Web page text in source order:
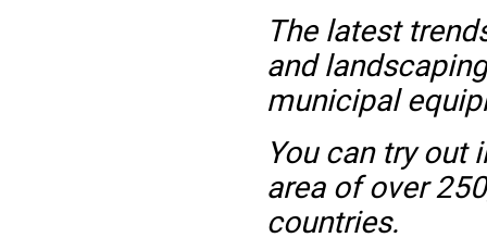
The latest
and
municipal
You can try out
area of over
countries.